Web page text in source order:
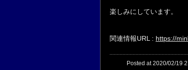
楽しみにしています。
関連情報URL : https://
Posted at 2020/02/19